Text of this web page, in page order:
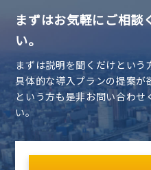
まずはお気軽にご相談
い。
まずは説明を聞くだけという
具体的な導入プランの提案が
という方も是非お問い合わせ
い。